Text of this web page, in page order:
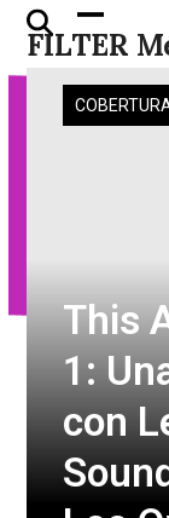
Skip
content
FILTER
Open
mobile
menu
Close
mobile
menu
This
1:
con